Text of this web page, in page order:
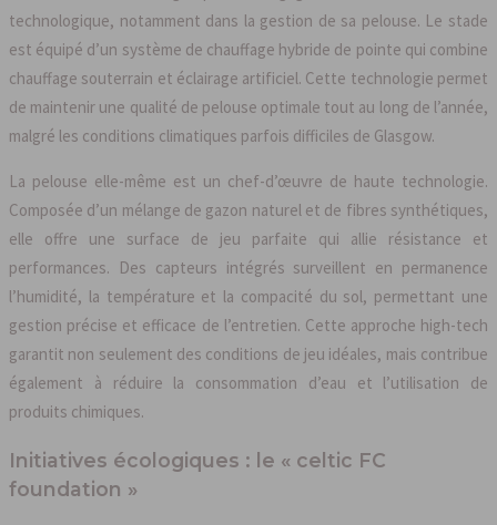
technologique, notamment dans la gestion de sa pelouse. Le stade
est équipé d’un système de chauffage hybride de pointe qui combine
chauffage souterrain et éclairage artificiel. Cette technologie permet
de maintenir une qualité de pelouse optimale tout au long de l’année,
malgré les conditions climatiques parfois difficiles de Glasgow.
La pelouse elle-même est un chef-d’œuvre de haute technologie.
Composée d’un mélange de gazon naturel et de fibres synthétiques,
elle offre une surface de jeu parfaite qui allie résistance et
performances. Des capteurs intégrés surveillent en permanence
l’humidité, la température et la compacité du sol, permettant une
gestion précise et efficace de l’entretien. Cette approche high-tech
garantit non seulement des conditions de jeu idéales, mais contribue
également à réduire la consommation d’eau et l’utilisation de
produits chimiques.
Initiatives écologiques : le « celtic FC
foundation »